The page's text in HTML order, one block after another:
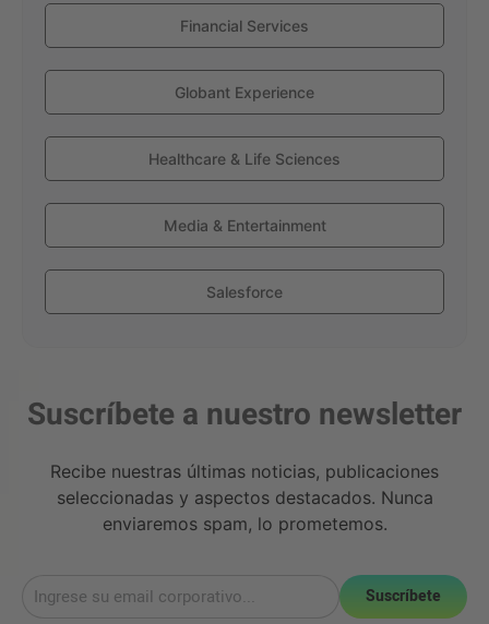
Financial Services
Globant Experience
Healthcare & Life Sciences
Media & Entertainment
Salesforce
Suscríbete a nuestro newsletter
Recibe nuestras últimas noticias, publicaciones
seleccionadas y aspectos destacados. Nunca
enviaremos spam, lo prometemos.
Suscríbete